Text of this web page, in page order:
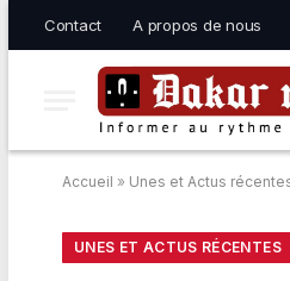
Contact A propos de nous
Accueil » Unes et Actus
UNES ET ACTUS RÉCENTES